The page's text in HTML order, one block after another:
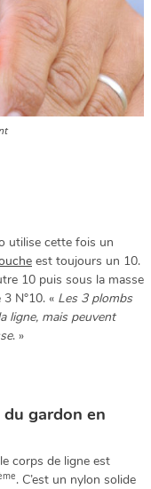
utilise cette fois un
est toujours un 10.
10 puis sous la masse
N°10. « Les 3 plombs
ligne, mais peuvent
. »
gardon en
corps de ligne est
. C’est un nylon solide